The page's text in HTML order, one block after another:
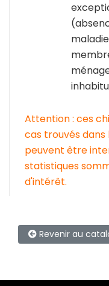
Attention : ces
cas trouvés dans
peuvent être
statistiques
d'intérêt.
Revenir au